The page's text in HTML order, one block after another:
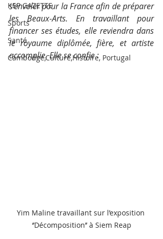
KEP GAZETTE
Sports
Santé
Cambodge,Culture,Histoire, Portugal
s’envoler pour la France afin de préparer
les Beaux-Arts. En travaillant pour
financer ses études, elle reviendra dans
le royaume diplômée, fière, et artiste
accomplie. Elle se confie :
Yim Maline travaillant sur l’exposition
‘’Décomposition’’ à Siem Reap